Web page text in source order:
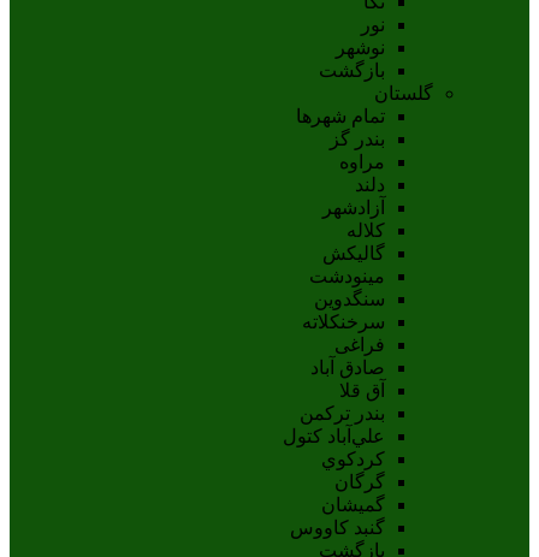
نور
نوشهر
بازگشت
گلستان
تمام شهر‌ها
بندر گز
مراوه
دلند
آزادشهر
کلاله
گالیکش
مینودشت
سنگدوین
سرخنکلاته
فراغی
صادق آباد
آق قلا
بندر ترکمن
علي‌آباد کتول
کردکوي
گرگان
گميشان
گنبد کاووس
بازگشت